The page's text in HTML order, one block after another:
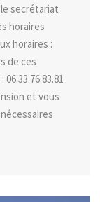
secrétariat
horaires
horaires :
de ces
et vous